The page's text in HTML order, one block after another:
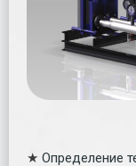
★ Определение